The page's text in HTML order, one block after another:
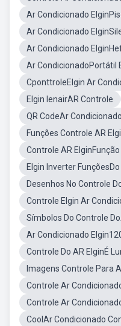
Ar Condicionado
Ar Condicionado
Ar Condicionado
Ar CondicionadoPortátil
CponttroleElgin Ar
Elgin IenairAR Controle
QR CodeAr
Funções Controle AR
Controle AR
Elgin Inverter
Desenhos No Controle
Controle Elgin Ar
Símbolos Do Controle
Ar Condicionado
Controle Do AR ElginÉ
Imagens Controle Para
Controle Ar
Controle Ar
CoolAr Condicionado